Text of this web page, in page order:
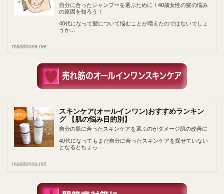
自分に合ったシャンプーを選ぶために！40歳女性の髪の悩み
の原因を知ろう！
40代になって髪について悩むことが増えたのではないでしょ
うか…
maddonna.net
スキンケア(オールインワン)おすすめランキン
グ 【肌の悩み目的別】
自分の肌に合ったスキンケアを選ぶのがダメージ肌の改善に
40代になってもまだ自分に合ったスキンケアを探せていない
となるとちょっ…
maddonna.net